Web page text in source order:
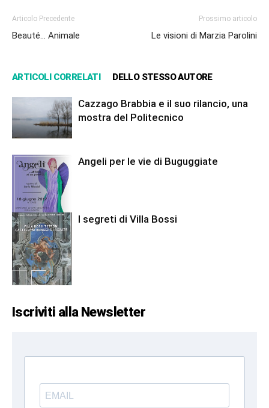
Articolo Precedente
Beauté… Animale
Prossimo articolo
Le visioni di Marzia Parolini
ARTICOLI CORRELATI DELLO STESSO AUTORE
Cazzago Brabbia e il suo rilancio, una
mostra del Politecnico
Angeli per le vie di Buguggiate
I segreti di Villa Bossi
Iscriviti alla Newsletter